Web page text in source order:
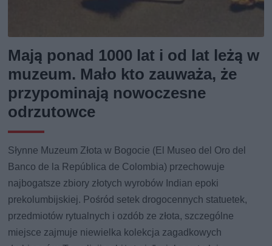
Mają ponad 1000 lat i od lat leżą w
muzeum. Mało kto zauważa, że
przypominają nowoczesne
odrzutowce
Słynne Muzeum Złota w Bogocie (El Museo del Oro del
Banco de la República de Colombia) przechowuje
najbogatsze zbiory złotych wyrobów Indian epoki
prekolumbijskiej. Pośród setek drogocennych statuetek,
przedmiotów rytualnych i ozdób ze złota, szczególne
miejsce zajmuje niewielka kolekcja zagadkowych